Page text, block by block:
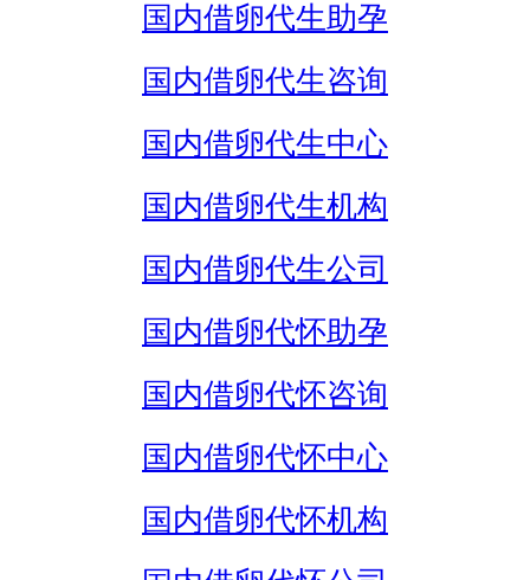
国内借卵代生助孕
国内借卵代生咨询
国内借卵代生中心
国内借卵代生机构
国内借卵代生公司
国内借卵代怀助孕
国内借卵代怀咨询
国内借卵代怀中心
国内借卵代怀机构